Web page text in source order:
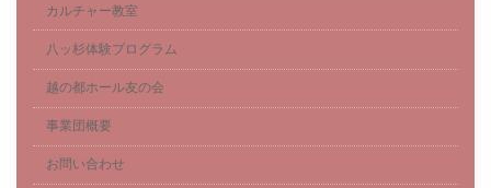
カルチャー教室
八ッ杉体験プログラム
越の都ホール友の会
事業団概要
お問い合わせ